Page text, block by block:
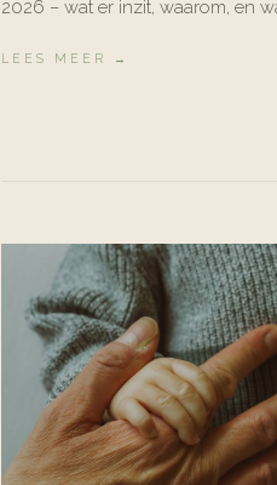
2026 – wat er inzit, waarom, en
LEES MEER →